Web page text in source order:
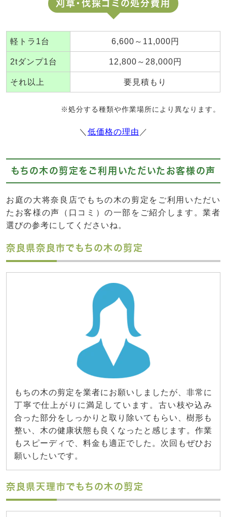
刈草・伐採ゴミの処分費用
軽トラ1台 6,600～11,000円
2tダンプ1台 12,800～28,000円
それ以上 要見積もり
※処分する種類や作業場所により異なります。
＼ 低価格の理由 ／
もちの木の剪定をご利用いただいたお客様の声
お庭の大将奈良店でもちの木の剪定をご利用いただい
たお客様の声（口コミ）の一部をご紹介します。業者
選びの参考にしてくださいね。
奈良県奈良市でもちの木の剪定
もちの木の剪定を業者にお願いしましたが、非常に
丁寧で仕上がりに満足しています。古い枝や込み
合った部分をしっかりと取り除いてもらい、樹形も
整い、木の健康状態も良くなったと感じます。作業
もスピーディで、料金も適正でした。次回もぜひお
願いしたいです。
奈良県天理市でもちの木の剪定